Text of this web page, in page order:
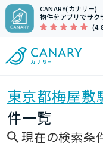
CANARY(カナリー)
物件をアプリでサク
東京都梅屋敷
件一覧
現在の検索条